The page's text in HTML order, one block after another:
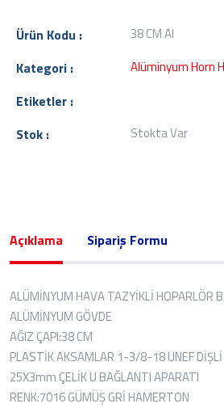
Ürün Kodu : 38 CM Al
Kategori : Alüminyum Horn
Etiketler :
Stok :
Stokta Var
Açıklama Sipariş Formu
ALÜMİNYUM HAVA TAZYİKLİ HOPARLÖR
ALÜMİNYUM GÖVDE
AĞIZ ÇAPI:38 CM
PLASTİK AKSAMLAR 1-3/8-18 UNEF
25X3mm ÇELİK U BAĞLANTI APARATI
RENK:7016 GÜMÜŞ GRİ HAMERTON